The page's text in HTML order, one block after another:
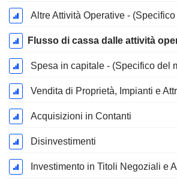
Altre Attività Operative -
Flusso di cassa dalle attività
Spesa in capitale - (Specifico del
Vendita di Proprietà, Impianti e
Acquisizioni in Contanti
Disinvestimenti